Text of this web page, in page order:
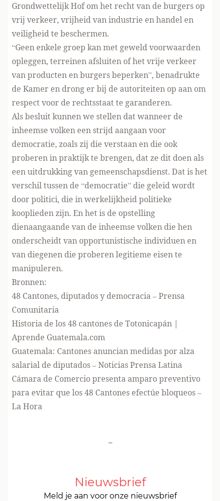
Grondwettelijk Hof om het recht van de burgers op
vrij verkeer, vrijheid van industrie en handel en
veiligheid te beschermen.
“Geen enkele groep kan met geweld voorwaarden
opleggen, terreinen afsluiten of het vrije verkeer
van producten en burgers beperken”, benadrukte
de Kamer en drong er bij de autoriteiten op aan om
respect voor de rechtsstaat te garanderen.
Als besluit kunnen we stellen dat wanneer de
inheemse volken een strijd aangaan voor
democratie, zoals zij die verstaan en die ook
proberen in praktijk te brengen, dat ze dit doen als
een uitdrukking van gemeenschapsdienst. Dat is het
verschil tussen de “democratie” die geleid wordt
door politici, die in werkelijkheid politieke
kooplieden zijn. En het is de opstelling
dienaangaande van de inheemse volken die hen
onderscheidt van opportunistische individuen en
van diegenen die proberen legitieme eisen te
manipuleren.
Bronnen:
48 Cantones, diputados y democracia – Prensa
Comunitaria
Historia de los 48 cantones de Totonicapán |
Aprende Guatemala.com
Guatemala: Cantones anuncian medidas por alza
salarial de diputados – Noticias Prensa Latina
Cámara de Comercio presenta amparo preventivo
para evitar que los 48 Cantones efectúe bloqueos –
La Hora
-
Nieuwsbrief
Meld je aan voor onze nieuwsbrief